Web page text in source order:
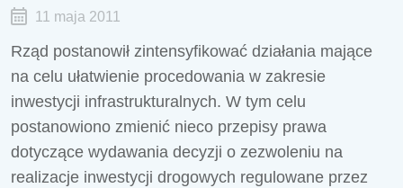
11 maja 2011
Rząd postanowił zintensyfikować działania mające
na celu ułatwienie procedowania w zakresie
inwestycji infrastrukturalnych. W tym celu
postanowiono zmienić nieco przepisy prawa
dotyczące wydawania decyzji o zezwoleniu na
realizacje inwestycji drogowych regulowane przez